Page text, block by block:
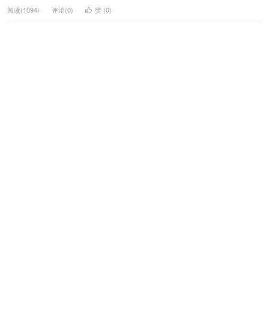
阅读(1094) 评论(0) 赞 (0)